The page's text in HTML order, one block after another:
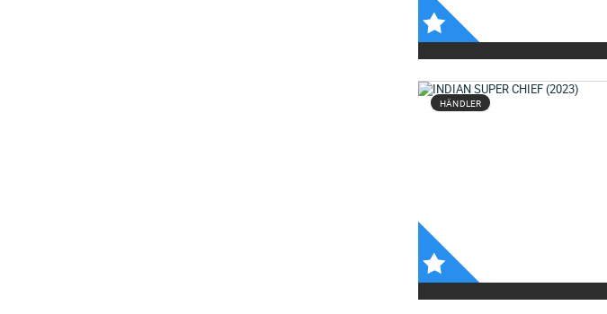
HÄNDLER